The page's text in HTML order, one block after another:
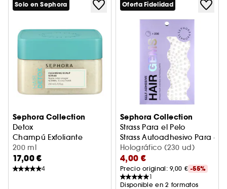
Solo en Sephora
Sephora Collection
Detox
Champú Exfoliante
200 ml
17,00 €
4
Oferta Fidelidad
Sephora Collection
Strass Para el Pelo
Strass Autoadhesivo Para el
Holográfico (230 ud)
4,00 €
Precio original: 9,00 € -55%
1
Disponible en 2 formatos